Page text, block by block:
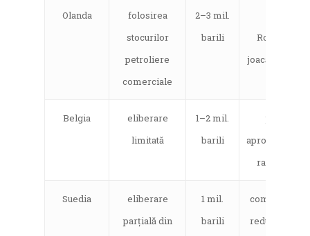
Olanda
folosirea
stocurilor
petroliere
comerciale
2–3 mil.
barili
Rotterdam
joacă rol
Belgia
eliberare
limitată
1–2 mil.
barili
rafinăriilor
Suedia
eliberare
parțială din
1 mil.
barili
completată cu
reducere taxe